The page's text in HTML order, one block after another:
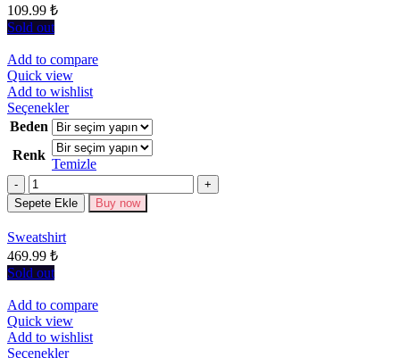
109.99 ₺
Sold out
Add to compare
Quick view
Add to wishlist
SeçeneklerBu
ürünün
birden
fazla
varyasyonu
Seçenekler
Beden
Renk
Temizle
Miktar
Sepete Ekle Buy now
Sweatshirt
469.99 ₺
Sold out
Add to compare
Quick view
Add to wishlist
SeçeneklerBu